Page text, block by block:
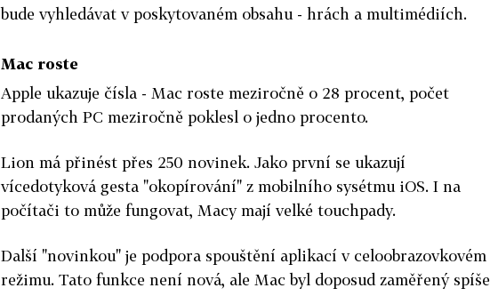
bude vyhledávat v poskytovaném obsahu - hrách a multimédiích.
Mac roste
Apple ukazuje čísla - Mac roste meziročně o 28 procent, počet
prodaných PC meziročně poklesl o jedno procento.
Lion má přinést přes 250 novinek. Jako první se ukazují
vícedotyková gesta "okopírování" z mobilního sysétmu iOS. I na
počítači to může fungovat, Macy mají velké touchpady.
Další "novinkou" je podpora spouštění aplikací v celoobrazovkovém
režimu. Tato funkce není nová, ale Mac byl doposud zaměřený spíše